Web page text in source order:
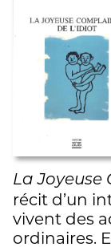
La Joyeuse
récit d’un
vivent des
ordinaires.